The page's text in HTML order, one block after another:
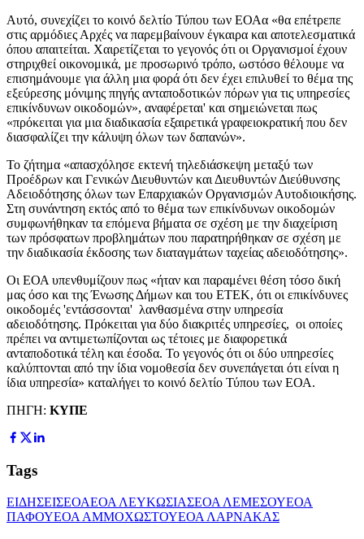
Αυτό, συνεχίζει το κοινό δελτίο Τύπου των ΕΟΑα «θα επέτρεπε
στις αρμόδιες Αρχές να παρεμβαίνουν έγκαιρα και αποτελεσματικά
όπου απαιτείται. Χαιρετίζεται το γεγονός ότι οι Οργανισμοί έχουν
στηριχθεί οικονομικά, με προσωρινό τρόπο, ωστόσο θέλουμε να
επισημάνουμε για άλλη μια φορά ότι δεν έχει επιλυθεί το θέμα της
εξεύρεσης μόνιμης πηγής ανταποδοτικών πόρων για τις υπηρεσίες
επικίνδυνων οικοδομών», αναφέρεται' και σημειώνεται πως
«πρόκειται για μια διαδικασία εξαιρετικά γραφειοκρατική που δεν
διασφαλίζει την κάλυψη όλων των δαπανών».
Το ζήτημα «απασχόλησε εκτενή τηλεδιάσκεψη μεταξύ των
Προέδρων και Γενικών Διευθυντών και Διευθυντών Διεύθυνσης
Αδειοδότησης όλων των Επαρχιακών Οργανισμών Αυτοδιοικήσης.
Στη συνάντηση εκτός από το θέμα των επικίνδυνων οικοδομών
συμφωνήθηκαν τα επόμενα βήματα σε σχέση με την διαχείριση
των πρόσφατων προβλημάτων που παρατηρήθηκαν σε σχέση με
την διαδικασία έκδοσης των διαταγμάτων ταχείας αδειοδότησης».
Οι ΕΟΑ υπενθυμίζουν πως «ήταν και παραμένει θέση τόσο δική
μας όσο και της Ένωσης Δήμων και του ΕΤΕΚ, ότι οι επικίνδυνες
οικοδομές 'εντάσσονται' λανθασμένα στην υπηρεσία
αδειοδότησης. Πρόκειται για δύο διακριτές υπηρεσίες, οι οποίες
πρέπει να αντιμετωπίζονται ως τέτοιες με διαφορετικά
ανταποδοτικά τέλη και έσοδα. Το γεγονός ότι οι δύο υπηρεσίες
καλύπτονται από την ίδια νομοθεσία δεν συνεπάγεται ότι είναι η
ίδια υπηρεσία» καταλήγει το κοινό δελτίο Τύπου των ΕΟΑ.
ΠΗΓΗ: ΚΥΠΕ
Tags
ΕΙΔΗΣΕΙΣΕΟΑΕΟΑ ΛΕΥΚΩΣΙΑΣΕΟΑ ΛΕΜΕΣΟΥΕΟΑ
ΠΑΦΟΥΕΟΑ ΑΜΜΟΧΩΣΤΟΥΕΟΑ ΛΑΡΝΑΚΑΣ